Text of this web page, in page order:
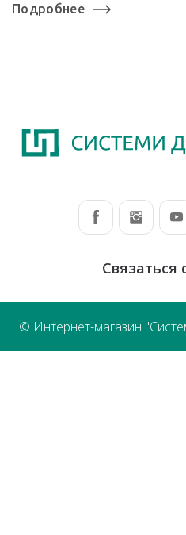
Подробнее
Связаться
© Интернет-магазин